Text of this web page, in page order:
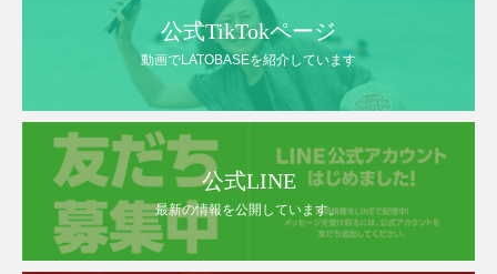
公式TikTokページ
動画でLATOBASEを紹介しています
公式LINE
最新の情報を公開しています。